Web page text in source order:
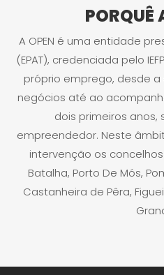
PORQUÊ
A OPEN é uma entidade
(EPAT), credenciada pelo
próprio emprego, desde
negócios até ao
dois primeiros anos,
empreendedor. Neste
intervenção os
Batalha, Porto De Mós,
Castanheira de Pêra,